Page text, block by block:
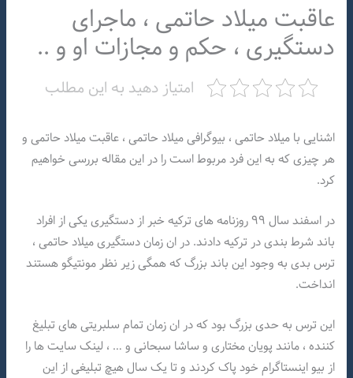
عاقبت میلاد حاتمی ، ماجرای
دستگیری ، حکم و مجازات او و ..
امتیاز دهید به این مطلب
اشنایی با میلاد حاتمی ، بیوگرافی میلاد حاتمی ، عاقبت میلاد حاتمی و
هر چیزی که به این فرد مربوط است را در این مقاله بررسی خواهیم
کرد.
در اسفند سال ۹۹ روزنامه های ترکیه خبر از دستگیری یکی از افراد
باند شرط بندی در ترکیه دادند. در ان زمان دستگیری میلاد حاتمی ،
ترس بدی به وجود این باند بزرگ که همگی زیر نظر مونتیگو هستند
انداخت.
این ترس به حدی بزرگ بود که در ان زمان تمام سلبریتی های تبلیغ
کننده ، مانند پویان مختاری و ساشا سبحانی و … ، لینک سایت ها را
از بیو اینستاگرام خود پاک کردند و تا یک سال هیچ تبلیغی از این